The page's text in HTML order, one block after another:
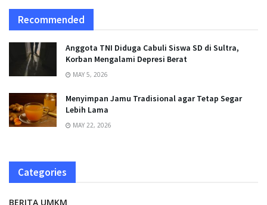
Recommended
Anggota TNI Diduga Cabuli Siswa SD di Sultra,
Korban Mengalami Depresi Berat
MAY 5, 2026
Menyimpan Jamu Tradisional agar Tetap Segar
Lebih Lama
MAY 22, 2026
Categories
BERITA UMKM